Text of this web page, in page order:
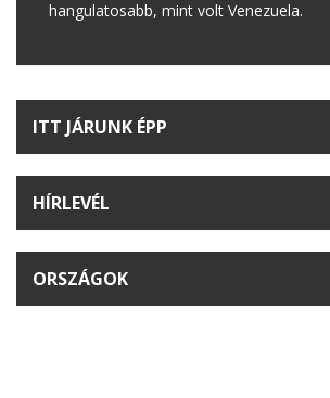
hangulatosabb, mint volt Venezuela.
ITT JÁRUNK ÉPP
HÍRLEVÉL
ORSZÁGOK